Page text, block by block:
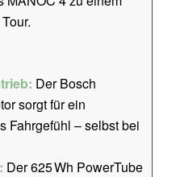
Der Bosch
sorgt für ein
Fahrgefühl – selbst bei
Der 625 Wh PowerTube